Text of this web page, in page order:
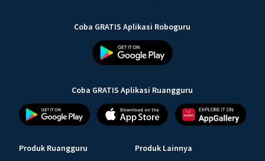
Coba GRATIS Aplikasi Roboguru
Coba GRATIS Aplikasi Ruangguru
Produk Ruangguru Produk Lainnya